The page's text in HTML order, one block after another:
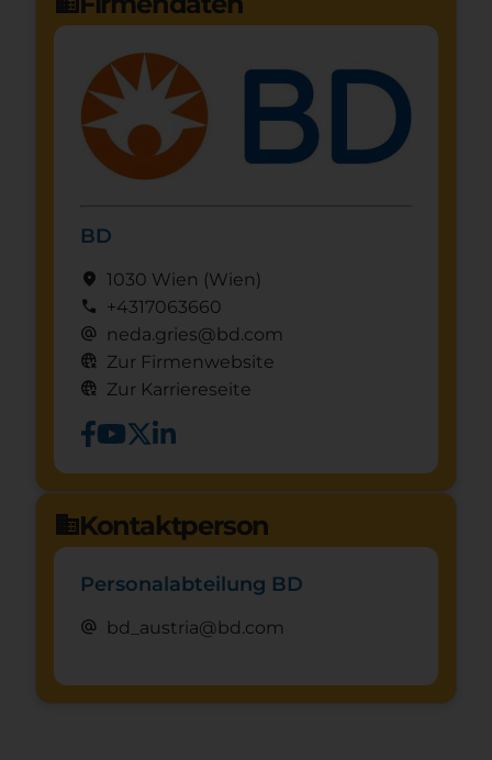
BD
location_on 1030 Wien (Wien)
call +4317063660
alternate_email neda.gries@bd.com
captive_portal Zur Firmenwebsite
captive_portal Zur Karriereseite
domainKontaktperson
Personalabteilung BD
alternate_email bd_austria@bd.com